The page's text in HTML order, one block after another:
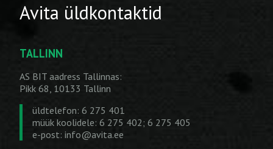
Avita üldkontaktid
TALLINN
AS BIT aadress Tallinnas:
Pikk 68, 10133 Tallinn
üldtelefon: 6 275 401
müük koolidele: 6 275 402; 6 275 405
e-post: info@avita.ee